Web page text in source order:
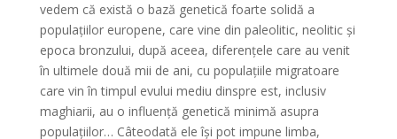
vedem că există o bază genetică foarte solidă a
populațiilor europene, care vine din paleolitic, neolitic și
epoca bronzului, după aceea, diferențele care au venit
în ultimele două mii de ani, cu populațiile migratoare
care vin în timpul evului mediu dinspre est, inclusiv
maghiarii, au o influență genetică minimă asupra
populațiilor… Câteodată ele își pot impune limba,